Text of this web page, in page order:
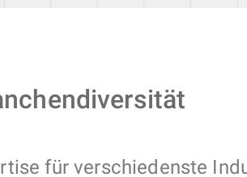
für verschiedenste